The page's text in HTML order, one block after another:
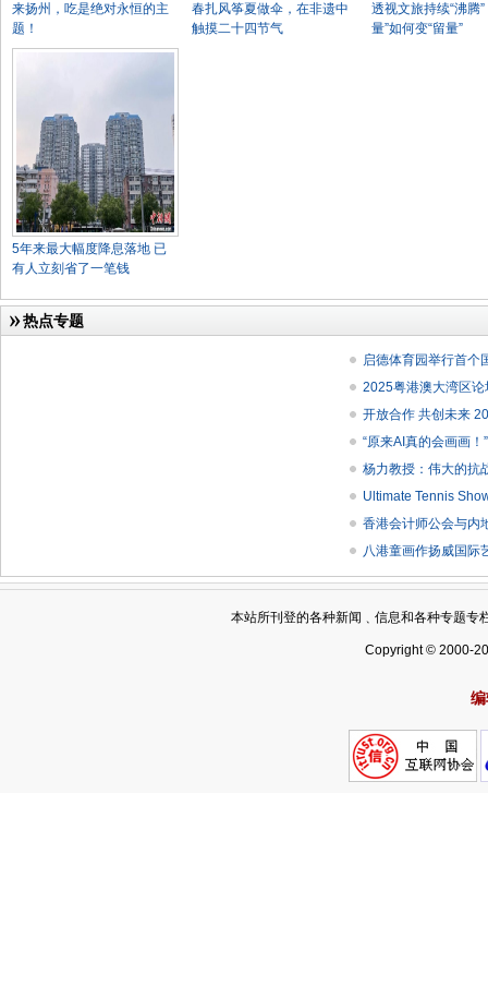
来扬州，吃是绝对永恒的主
题！
春扎风筝夏做伞，在非遗中
触摸二十四节气
透视文旅持续“沸腾”
量”如何变“留量”
5年来最大幅度降息落地 已
有人立刻省了一笔钱
热点专题
启德体育园举行首个
2025粤港澳大湾区论
开放合作 共创未来
“原来AI真的会画画！
杨力教授：伟大的抗
Ultimate Tennis
香港会计师公会与内
八港童画作扬威国际
本站所刊登的各种新闻﹑信息和各种专题专
Copyright © 2000-